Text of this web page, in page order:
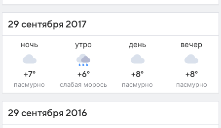
29 сентября 2017
ночь
+7°
пасмурно
утро
+6°
слабая морось
день
+8°
пасмурно
вечер
+8°
пасмурно
29 сентября 2016